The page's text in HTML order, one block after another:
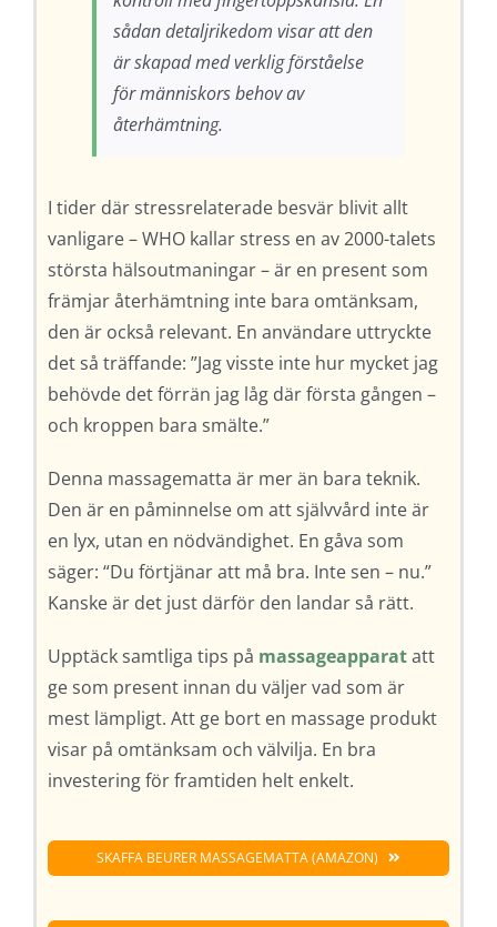
sådan detaljrikedom visar att den
är skapad med verklig förståelse
för människors behov av
återhämtning.
I tider där stressrelaterade besvär blivit allt
vanligare – WHO kallar stress en av 2000-talets
största hälsoutmaningar – är en present som
främjar återhämtning inte bara omtänksam,
den är också relevant. En användare uttryckte
det så träffande: ”Jag visste inte hur mycket jag
behövde det förrän jag låg där första gången –
och kroppen bara smälte.”
Denna massagematta är mer än bara teknik.
Den är en påminnelse om att självvård inte är
en lyx, utan en nödvändighet. En gåva som
säger: “Du förtjänar att må bra. Inte sen – nu.”
Kanske är det just därför den landar så rätt.
Upptäck samtliga tips på massageapparatatt
ge som present innan du väljer vad som är
mest lämpligt. Att ge bort en massage produkt
visar på omtänksam och välvilja. En bra
investering för framtiden helt enkelt.
SKAFFA BEURER MASSAGEMATTA (AMAZON)